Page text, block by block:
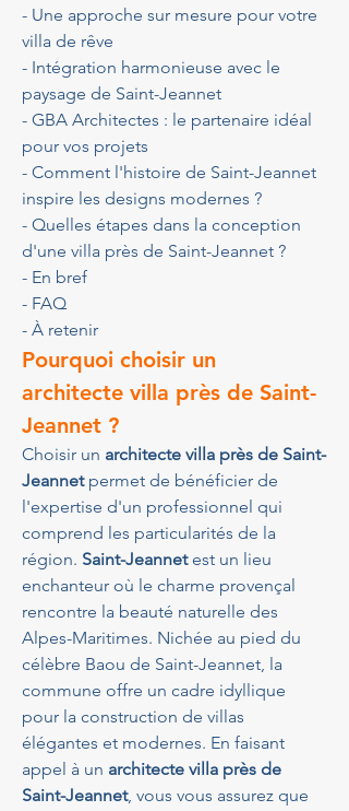
- Une approche sur mesure pour votre
villa de rêve
- Intégration harmonieuse avec le
paysage de Saint-Jeannet
- GBA Architectes : le partenaire idéal
pour vos projets
- Comment l'histoire de Saint-Jeannet
inspire les designs modernes ?
- Quelles étapes dans la conception
d'une villa près de Saint-Jeannet ?
- En bref
- FAQ
- À retenir
Pourquoi choisir un
architecte villa près de Saint-
Jeannet ?
Choisir un architecte villa près de Saint-
Jeannet permet de bénéficier de
l'expertise d'un professionnel qui
comprend les particularités de la
région. Saint-Jeannet est un lieu
enchanteur où le charme provençal
rencontre la beauté naturelle des
Alpes-Maritimes. Nichée au pied du
célèbre Baou de Saint-Jeannet, la
commune offre un cadre idyllique
pour la construction de villas
élégantes et modernes. En faisant
appel à un architecte villa près de
Saint-Jeannet, vous vous assurez que